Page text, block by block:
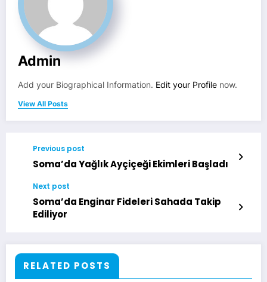
Admin
Add your Biographical Information. Edit your Profile now.
View All Posts
Previous post
Soma’da Yağlık Ayçiçeği Ekimleri Başladı
Next post
Soma’da Enginar Fideleri Sahada Takip
Ediliyor
RELATED POSTS